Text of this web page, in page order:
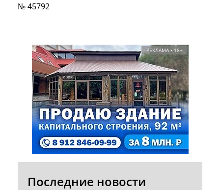
№ 45792
РЕКЛАМА • 18+
Последние новости